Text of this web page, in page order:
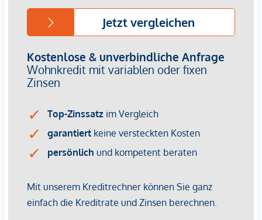
zum Kauf angeboten. Oben angeführte Angaben basieren
auf Informationen und Unterlagen des Eigentümers und
sind unsererseits ohne Gewähr. Als Vermittlungshonorar
gelten die allgemeinen Geschäftsbedingungen und die
Verordnung für Immobilienmakler des BM für Handel,
Gewerbe und Industrie, BGBL. 297/1996. Für den Fall, dass
kommt, verrechnen wir Ihnen eine Vermittlungsprovision
von 3 Prozent der Kaufsumme zuzüglich der gesetzlichen
Mehrwertsteuer.
Der Vermittler ist als Doppelmakler tätig.
*Der Vertrag kommt nicht mit der INFINA Credit Broker